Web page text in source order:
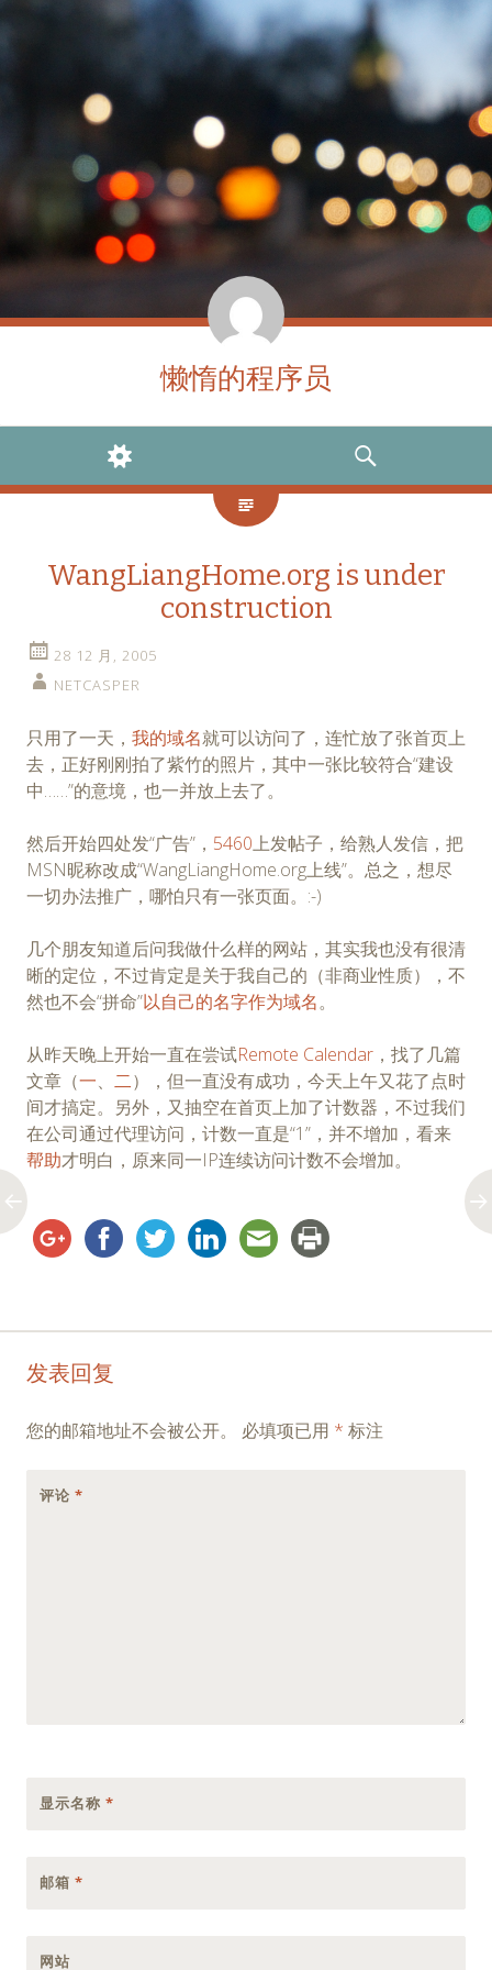
懒惰的程序员
WIDGETS
SEARCH
WangLiangHome.org is under
construction
28 12 月, 2005
NETCASPER
只用了一天， 我的域名就可以访问了，连忙放了张首页上
去，正好刚刚拍了紫竹的照片，其中一张比较符合“建设
中……”的意境，也一并放上去了。
然后开始四处发“广告”， 5460上发帖子，给熟人发信，把
MSN昵称改成“WangLiangHome.org上线”。总之，想尽
一切办法推广，哪怕只有一张页面。:-)
几个朋友知道后问我做什么样的网站，其实我也没有很清
晰的定位，不过肯定是关于我自己的（非商业性质），不
然也不会“拼命”以自己的名字作为域名。
从昨天晚上开始一直在尝试Remote Calendar ，找了几篇
文章（一、 二），但一直没有成功，今天上午又花了点时
间才搞定。另外，又抽空在首页上加了计数器，不过我们
在公司通过代理访问，计数一直是“1”，并不增加，看来
帮助才明白，原来同一IP连续访问计数不会增加。
Post
navigation
发表回复
您的邮箱地址不会被公开。 必填项已用 * 标注
评论 *
显示名称 *
邮箱 *
网站